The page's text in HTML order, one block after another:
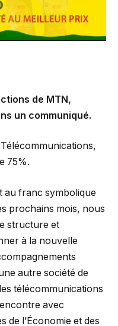
de MTN,
un communiqué.
75%.
au franc symbolique
prochains mois, nous
structure et
à la nouvelle
autre société de
télécommunications
avec
de l’Économie et des